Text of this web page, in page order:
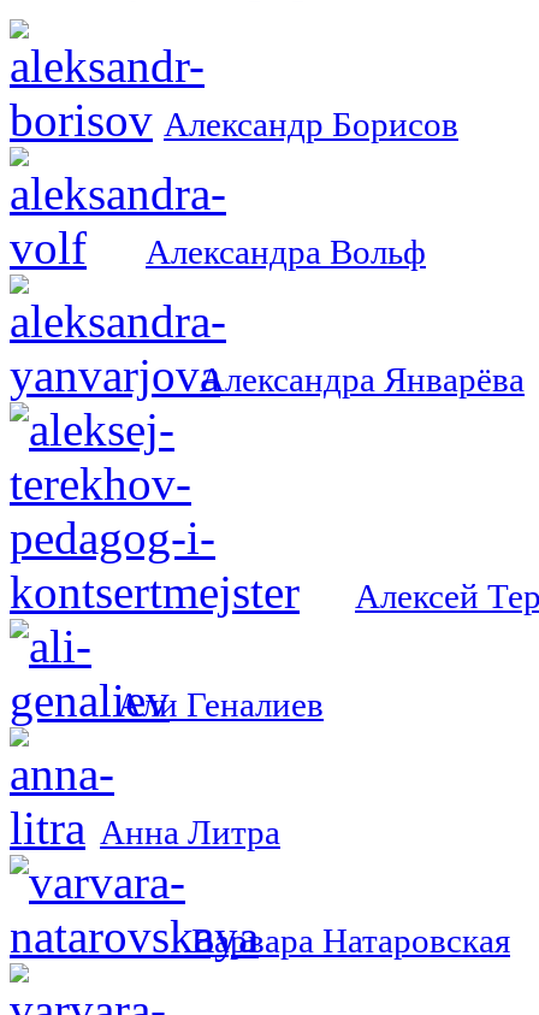
Александр Борисов
Александра Вольф
Александра Январёва
Алексей
Али Геналиев
Анна Литра
Варвара Натаровская